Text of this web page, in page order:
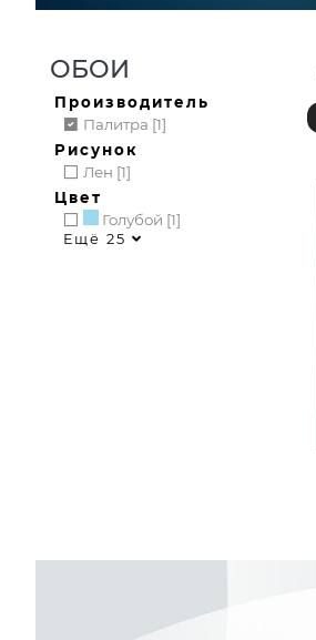
ОБОИ
Производитель
Палитра [1]
Рисунок
Лен [1]
Цвет
Голубой [1]
Ещё 25